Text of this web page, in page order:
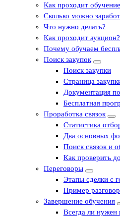
Как проходит
Сколько можно
Что нужно делать?
Как проходит аукцион?
Почему обучаем
Поиск закупок
Поиск закупки
Страница
Документация
Бесплатная
Проработка связок
Статистика
Два основных
Поиск связок и
Как проверить
Переговоры
Этапы сделки с
Пример
Завершение обучения
Всегда ли нужен